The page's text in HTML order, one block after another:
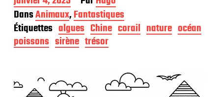
a
t
e
d
e
b
l
DansAnimaux,Fantastiques
Étiquettes algues Chine corail nature océan
poissons sirène trésor